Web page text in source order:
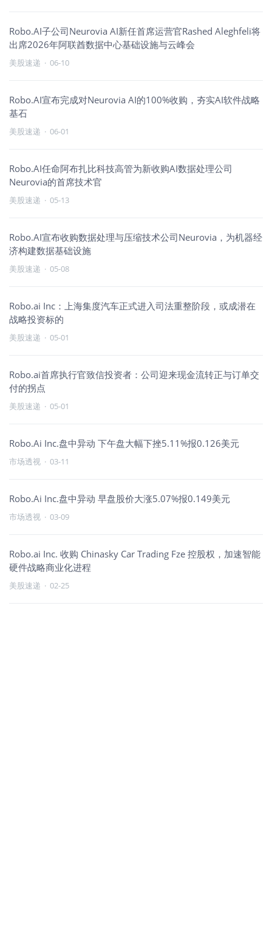
Robo.AI子公司Neurovia AI新任首席运营官Rashed Aleghfeli将
出席2026年阿联酋数据中心基础设施与云峰会
美股速递 · 06-10
Robo.AI宣布完成对Neurovia AI的100%收购，夯实AI软件战略
基石
美股速递 · 06-01
Robo.AI任命阿布扎比科技高管为新收购AI数据处理公司
Neurovia的首席技术官
美股速递 · 05-13
Robo.AI宣布收购数据处理与压缩技术公司Neurovia，为机器经
济构建数据基础设施
美股速递 · 05-08
Robo.ai Inc：上海集度汽车正式进入司法重整阶段，或成潜在
战略投资标的
美股速递 · 05-01
Robo.ai首席执行官致信投资者：公司迎来现金流转正与订单交
付的拐点
美股速递 · 05-01
Robo.Ai Inc.盘中异动 下午盘大幅下挫5.11%报0.126美元
市场透视 · 03-11
Robo.Ai Inc.盘中异动 早盘股价大涨5.07%报0.149美元
市场透视 · 03-09
Robo.ai Inc. 收购 Chinasky Car Trading Fze 控股权，加速智能
硬件战略商业化进程
美股速递 · 02-25